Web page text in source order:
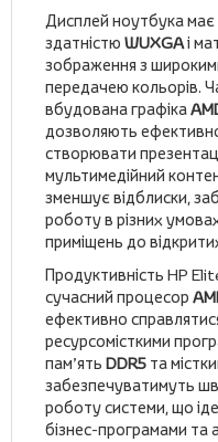
Дисплей ноутбука має
здатністю WUXGAі
зображення з
передачею кольорів.
вбудована графіка
дозволяють
створювати
мультимедійний
зменшує відблиски,
роботу в різних
приміщень до
Продуктивність HP
сучасний процесор
ефективно
ресурсомісткими
пам’ять DDR5 та
забезпечуватимуть
роботу системи, що
бізнес-програмами та